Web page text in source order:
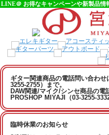
LINE＠ お得なキャンペーンや新製品
ギター関連商品の電話問い合わ
3255-2755）まで。
DAW関連/マイク/シンセ商品の電
PROSHOP MIYAJI（03-3255-
臨時休業のお知らせ